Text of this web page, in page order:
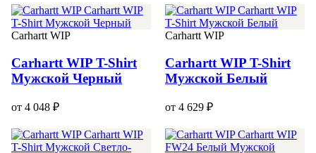
Carhartt WIP
Carhartt WIP T-Shirt
Мужской Черный
от 4 048 ₽
Carhartt WIP
Carhartt WIP T-Shirt
Мужской Белый
от 4 629 ₽